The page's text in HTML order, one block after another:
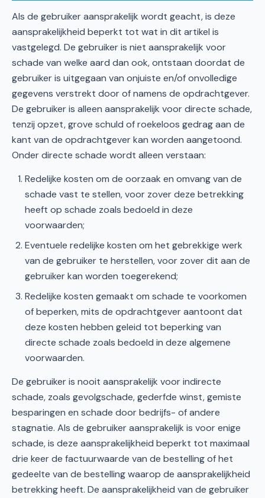
Als de gebruiker aansprakelijk wordt geacht, is deze
aansprakelijkheid beperkt tot wat in dit artikel is
vastgelegd. De gebruiker is niet aansprakelijk voor
schade van welke aard dan ook, ontstaan doordat de
gebruiker is uitgegaan van onjuiste en/of onvolledige
gegevens verstrekt door of namens de opdrachtgever.
De gebruiker is alleen aansprakelijk voor directe schade,
tenzij opzet, grove schuld of roekeloos gedrag aan de
kant van de opdrachtgever kan worden aangetoond.
Onder directe schade wordt alleen verstaan:
Redelijke kosten om de oorzaak en omvang van de
schade vast te stellen, voor zover deze betrekking
heeft op schade zoals bedoeld in deze
voorwaarden;
Eventuele redelijke kosten om het gebrekkige werk
van de gebruiker te herstellen, voor zover dit aan de
gebruiker kan worden toegerekend;
Redelijke kosten gemaakt om schade te voorkomen
of beperken, mits de opdrachtgever aantoont dat
deze kosten hebben geleid tot beperking van
directe schade zoals bedoeld in deze algemene
voorwaarden.
De gebruiker is nooit aansprakelijk voor indirecte
schade, zoals gevolgschade, gederfde winst, gemiste
besparingen en schade door bedrijfs- of andere
stagnatie. Als de gebruiker aansprakelijk is voor enige
schade, is deze aansprakelijkheid beperkt tot maximaal
drie keer de factuurwaarde van de bestelling of het
gedeelte van de bestelling waarop de aansprakelijkheid
betrekking heeft. De aansprakelijkheid van de gebruiker